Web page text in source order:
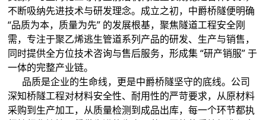
不断吸纳先进技术与研发理念。成立之初，中爵桥隧便明确
“品质为本，质量为先” 的发展根基，聚焦隧道工程安全刚
需，专注于聚乙烯逃生管道系列产品的研发、生产与销售，
同时提供全方位技术咨询与售后服务，形成集 “研产销服” 于
一体的完整产业链。
品质是企业的生命线，更是中爵桥隧坚守的底线。公司
深知桥隧工程对材料安全性、耐用性的严苛要求，从原材料
采购到生产加工，从质量检测到成品出库，每一个环节都执